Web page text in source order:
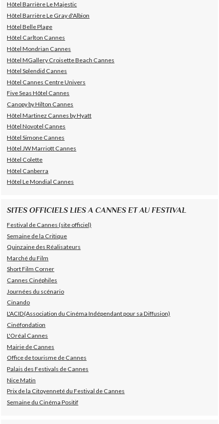
Hôtel Barrière Le Majestic
Hôtel Barrière Le Gray d'Albion
Hôtel Belle Plage
Hôtel Carlton Cannes
Hôtel Mondrian Cannes
Hôtel MGallery Croisette Beach Cannes
Hôtel Splendid Cannes
Hôtel Cannes Centre Univers
Five Seas Hôtel Cannes
Canopy by Hilton Cannes
Hôtel Martinez Cannes by Hyatt
Hôtel Novotel Cannes
Hôtel Simone Cannes
Hôtel JW Marriott Cannes
Hôtel Colette
Hôtel Canberra
Hôtel Le Mondial Cannes
SITES OFFICIELS LIES A CANNES ET AU FESTIVAL
Festival de Cannes (site officiel)
Semaine de la Critique
Quinzaine des Réalisateurs
Marché du Film
Short Film Corner
Cannes Cinéphiles
Journées du scénario
Cinando
L'ACID(Association du Cinéma Indépendant pour sa Diffusion)
Cinéfondation
L'Oréal Cannes
Mairie de Cannes
Office de tourisme de Cannes
Palais des Festivals de Cannes
Nice Matin
Prix de la Citoyenneté du Festival de Cannes
Semaine du Cinéma Positif